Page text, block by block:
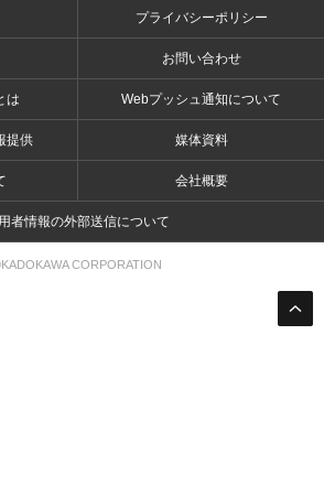
プライバシーポリシー
お問い合わせ
は Webプッシュ通知について
提供 媒体資料
会社概要
者情報の外部送信について
CORPORATION